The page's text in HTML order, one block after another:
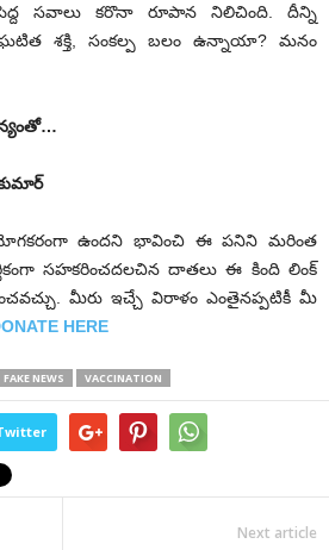
సవాలు కరొనా రూపాన నిలిచింది. దీన్ని
శక్తి, సంకల్ప బలం ఉన్నాయా? మనం
ఉందని భావించి ఈ పనిని మరింత
సహకరించదలచిన దాతలు ఈ కింది లింక్
మీరు ఇచ్చే విరాళం ఎంతైనప్పటికీ మీ
HERE
FAKE NEWS VACCINATION
Next article